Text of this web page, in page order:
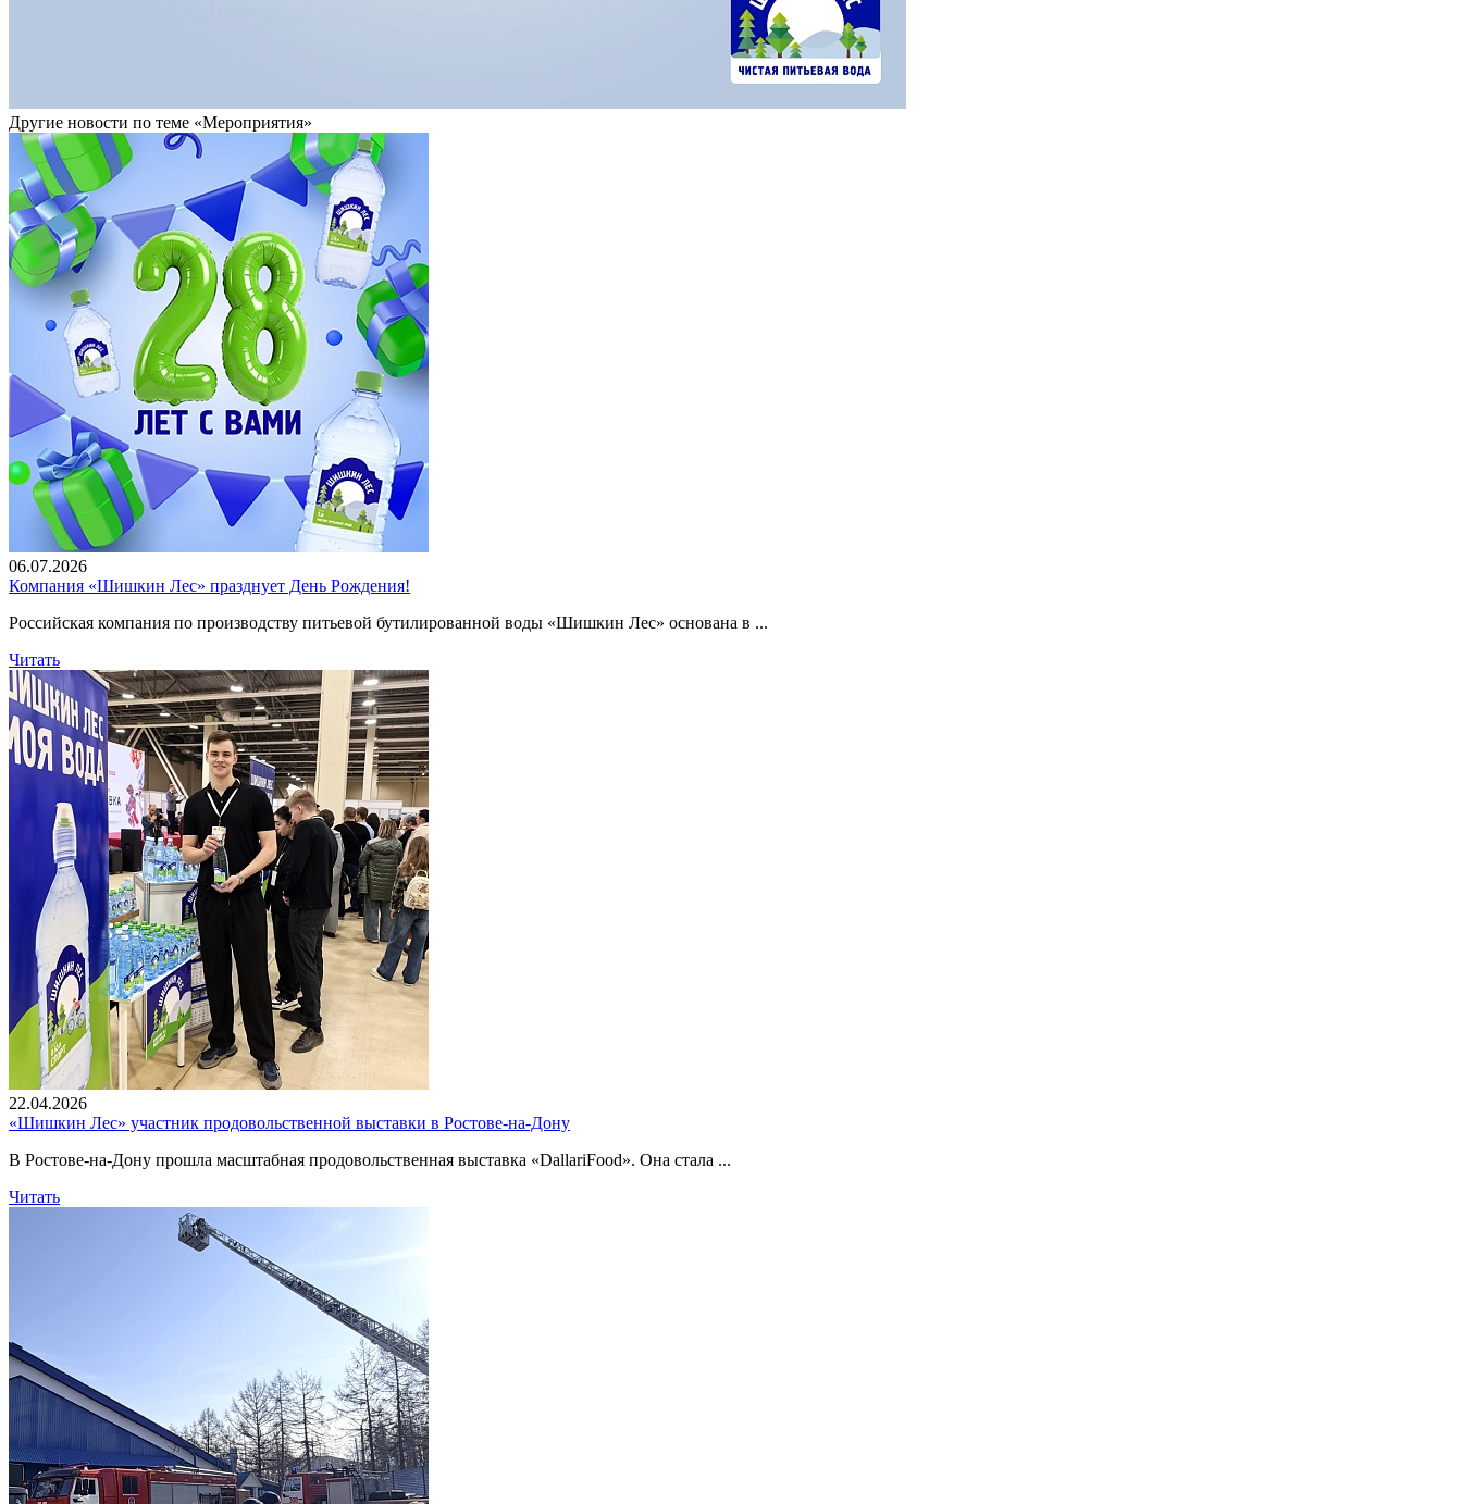
Другие новости по теме «Мероприятия»
06.07.2026
Компания «Шишкин Лес» празднует День Рождения!
Российская компания по производству питьевой бутилированной воды «Шишкин Лес» основана в ...
Читать
22.04.2026
«Шишкин Лес» участник продовольственной выставки в Ростове-на-Дону
В Ростове-на-Дону прошла масштабная продовольственная выставка «DallariFood». Она стала ...
Читать